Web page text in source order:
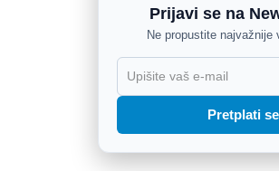
Prijavi se na
Ne propustite najvažnije
Pretplati se